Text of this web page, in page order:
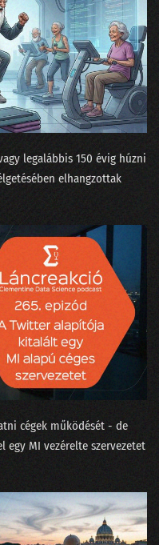
221 - Mindenki sír: EU-s cégek, az amerikai tanárok és a Grok userek
Gyuri tombol!
körül forog
218 - Claude, avagy az Anthropic alkotmányos költségei
az MI-re is lecsap
az LLM-et?
211 - A Nagy Párbaj: egymásnak eresztettük a Google-t és a Perplexityt
210 - Olajcsere nélkül a fekete doboz is tönremegy
209 - Tényleg a nagy nyelvi modell okozza majd a klímakatasztrófát?
és a ChatGPT
ChatGPT?
az élete
205 - Muszáj minden nagyvállalatnak bevezetni az MI-t?
legalábbis 150 évig húzni
elhangzottak
cégek működését - de
egy MI vezérelte szervezetet